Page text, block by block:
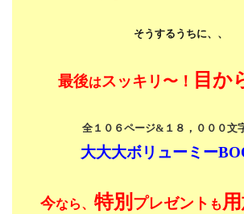
そうするうちに、、
最後はスッキリ〜！ 目か
全１０６ページ&１８，０００文
大大大ボリューミー
今なら、 特別 プレゼント も